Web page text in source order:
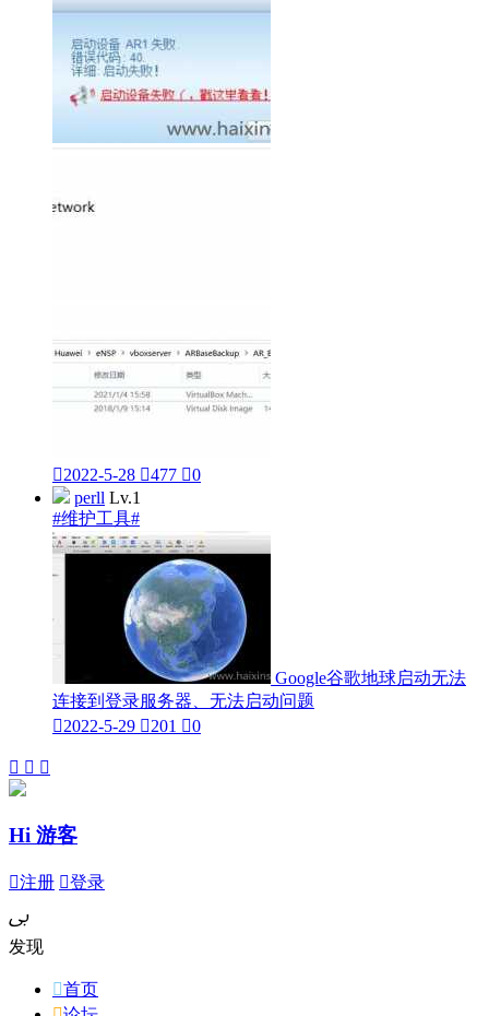
2022-5-28 477 0
perll Lv.1
#维护工具#
Google谷歌地球启动无法
连接到登录服务器、无法启动问题
2022-5-29 201 0
  
Hi 游客
注册 登录
ﰉ
发现
首页